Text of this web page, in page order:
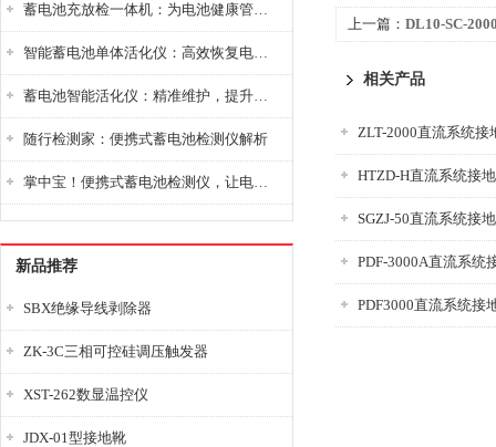
蓄电池充放检一体机：为电池健康管理提供一站式解决方案
智能蓄电池单体活化仪：高效恢复电池性能，延长蓄电池使用寿命
蓄电池智能活化仪：精准维护，提升电池健康状态
随行检测家：便携式蓄电池检测仪解析
掌中宝！便携式蓄电池检测仪，让电池检测变得简单又快捷！
新品推荐
SBX绝缘导线剥除器
ZK-3C三相可控硅调压触发器
XST-262数显温控仪
JDX-01型接地靴
上一篇： DL10-SC-
相关产品
ZLT-2000直流系统接
HTZD-H直流系统接
SGZJ-50直流系统接
PDF-3000A直流系统
PDF3000直流系统接